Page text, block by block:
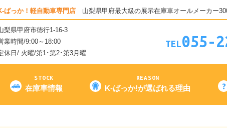
ばっか！軽自動車専門店 山梨県甲府最大級の展示在庫車オールメーカー
梨県甲府市徳行1-16-3
業時間/9:00～18:00
休日/ 火曜/第1･第2･第3月曜
TEL055-
STOCK
在庫車情報
REASON
K-ばっか!が選ばれる理由